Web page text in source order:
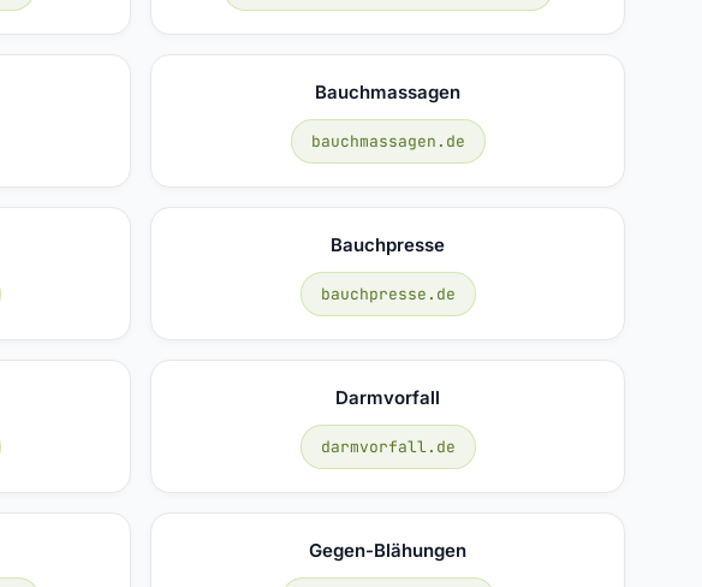
Bauchmassagen
bauchmassagen.de
Bauchpresse
bauchpresse.de
Darmvorfall
darmvorfall.de
Gegen-Blähungen